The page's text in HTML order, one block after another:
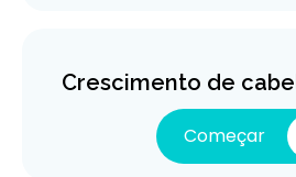
Crescimento de
Começar